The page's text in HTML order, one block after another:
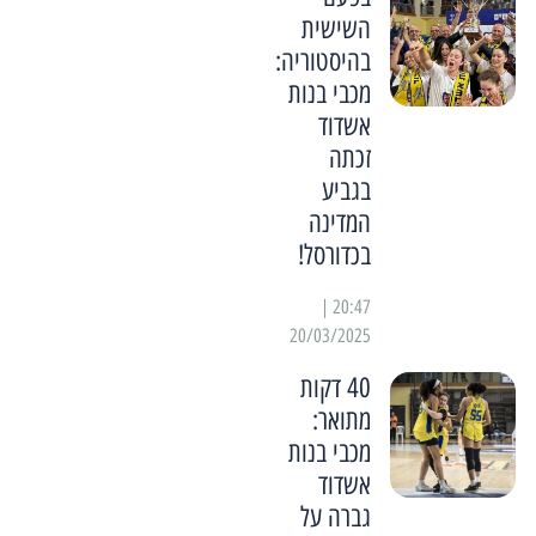
השישית
בהיסטוריה:
מכבי בנות
אשדוד
זכתה
בגביע
המדינה
בכדורסל!
20/03/2025
40 דקות
מתואר:
מכבי בנות
אשדוד
גברה על